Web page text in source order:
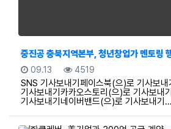
중진공 충북지역본부, 청년창업가 멘토링
등록일
09.13 조회
4519
SNS 기사보내기페이스북(으)로 기사보
기사보내기카카오스토리(으)로 기사보내
기사보내기네이버밴드(으)로 기사보내기…